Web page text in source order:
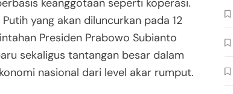
keanggotaan seperti koperasi.
yang akan diluncurkan pada 12
Presiden Prabowo Subianto
sekaligus tantangan besar dalam
nasional dari level akar rumput.